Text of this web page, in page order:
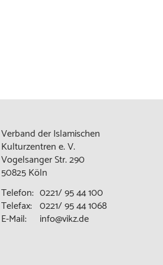
Verband der Islamischen
Kulturzentren e. V.
Vogelsanger Str. 290
50825 Köln
Telefon: 0221/ 95 44 100
Telefax: 0221/ 95 44 1068
E-Mail:
info@vikz.de